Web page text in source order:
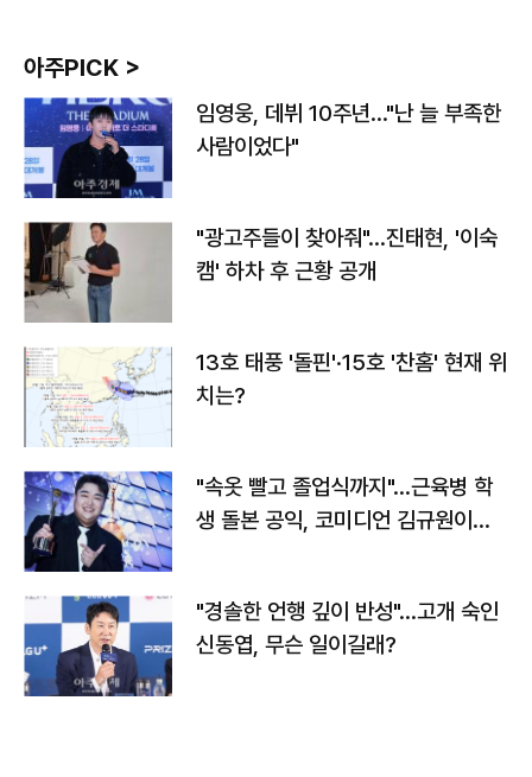
아주PICK >
임영웅, 데뷔 10주년…"난 늘 부족한
사람이었다"
"광고주들이 찾아줘"…진태현, '이숙
캠' 하차 후 근황 공개
13호 태풍 '돌핀'·15호 '찬홈' 현재 위
치는?
"속옷 빨고 졸업식까지"…근육병 학
생 돌본 공익, 코미디언 김규원이었
"경솔한 언행 깊이 반성"…고개 숙인
신동엽, 무슨 일이길래?